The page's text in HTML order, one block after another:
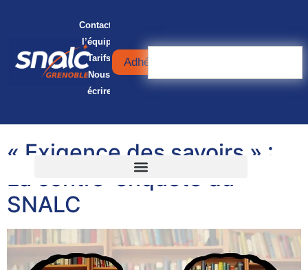
Contacter
l’équipe
Tarifs
Nous
écrire
Adhérer
« Exigence des savoirs » :
La contre-enquête du
SNALC